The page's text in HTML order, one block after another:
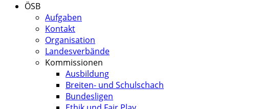
ÖSB
Aufgaben
Kontakt
Organisation
Landesverbände
Kommissionen
Ausbildung
Breiten- und Schulschach
Bundesligen